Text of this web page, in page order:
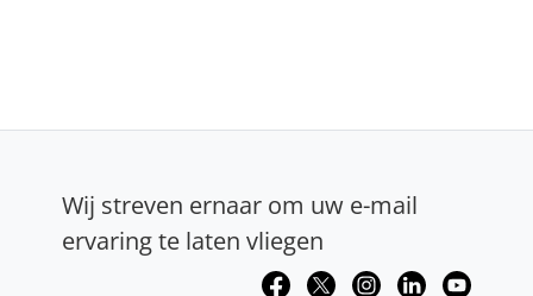
Wij streven ernaar om uw e-mail
ervaring te laten vliegen